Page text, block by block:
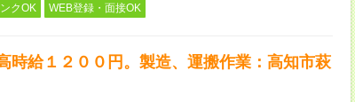
クOK WEB登録・面接OK
時給１２００円。製造、運搬作業：高知市萩